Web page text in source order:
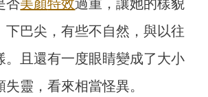
否美顏特效過重，讓她的樣貌
下巴尖，有些不自然，與以往
。且還有一度眼睛變成了大小
靈，看來相當怪異。